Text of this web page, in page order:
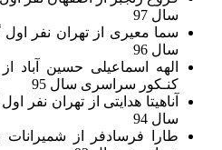
سال 97
سما معیری از تهران نفر
سال 96
الهه اسماعیلی حسین آباد
کنـکور سراسری سال 95
آناهیتا هدایتی از تهران
سال 94
طارا فرسادفر از شمیرانات